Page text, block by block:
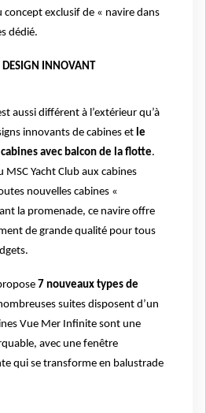
concept exclusif de « navire dans
dédié.
DESIGN INNOVANT
aussi différent à l’extérieur qu’à
innovants de cabines et le
avec balcon de la flotte.
MSC Yacht Club aux cabines
nouvelles cabines «
la promenade, ce navire offre
de grande qualité pour tous
7 nouveaux types de
suites disposent d’un
Vue Mer Infinite sont une
avec une fenêtre
qui se transforme en balustrade